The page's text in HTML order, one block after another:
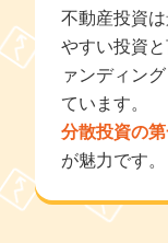
不動産投資
やすい投資
ァンディン
ています。
分散投資の
が魅力です。